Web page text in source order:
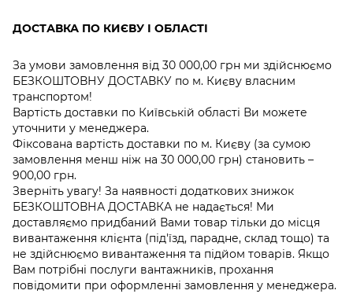
ДОСТАВКА ПО КИЄВУ І ОБЛАСТІ
За умови замовлення від 30 000,00 грн ми здійснюємо
БЕЗКОШТОВНУ ДОСТАВКУ по м. Києву власним
транспортом!
Вартість доставки по Київській області Ви можете
уточнити у менеджера.
Фіксована вартість доставки по м. Києву (за сумою
замовлення менш ніж на 30 000,00 грн) становить –
900,00 грн.
Зверніть увагу! За наявності додаткових знижок
БЕЗКОШТОВНА ДОСТАВКА не надається! Ми
доставляємо придбаний Вами товар тільки до місця
вивантаження клієнта (під'їзд, парадне, склад тощо) та
не здійснюємо вивантаження та підйом товарів. Якщо
Вам потрібні послуги вантажників, прохання
повідомити при оформленні замовлення у менеджера.